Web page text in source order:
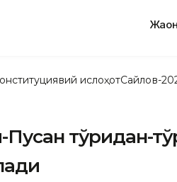
Жаҳон
ислоҳотСайлов-
тўғридан-